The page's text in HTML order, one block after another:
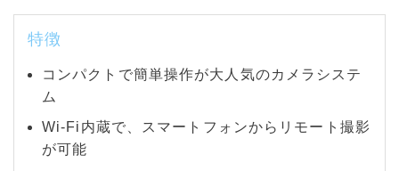
特徴
コンパクトで簡単操作が大人気のカメラシステ
ム
Wi-Fi内蔵で、スマートフォンからリモート撮影
が可能